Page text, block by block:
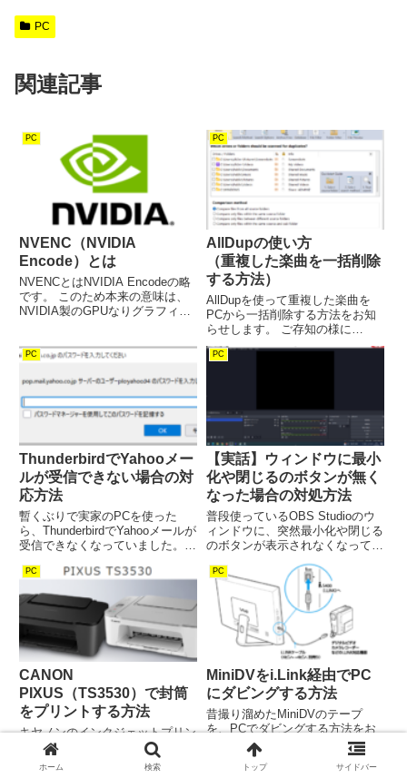
PC
関連記事
PC
NVENC（NVIDIA
Encode）とは
NVENCとはNVIDIA Encodeの略
です。 このため本来の意味は、
NVIDIA製のGPUなりグラフィッ
ます。 ただし一部では、NVENC
って...
PC
AllDupの使い方
（重複した楽曲を一括削除
する方法）
AllDupを使って重複した楽曲を
PCから一括削除する方法をお知
らせします。 ご存知の様に
iTunesは単なるリレーショナルデ
ータベースだと思って使っている
PC
ThunderbirdでYahooメー
ルが受信できない場合の対
応方法
暫くぶりで実家のPCを使った
ら、ThunderbirdでYahooメールが
受信できなくなっていました。
と、何度もパスワードを訊いてく
くら入力しても、全く受け付けて
くれま...
PC
【実話】ウィンドウに最小
化や閉じるのボタンが無く
なった場合の対処方法
普段使っているOBS Studioのウ
ィンドウに、突然最小化や閉じる
のボタンが表示されなくなってし
ちいちメニューからソフトを閉じ
なくてはなりません。 PCを再起
動したり、ついにはOBS Studio
を再度インス...
PC
CANON
PIXUS（TS3530）で封筒
をプリントする方法
キヤノンのインクジェットプリン
ター、PIXUS TS3530を購入した
のですが、どうしても封筒にプリ
PC
MiniDVをi.Link経由でPC
にダビングする方法
昔撮り溜めたMiniDVのテープ
を、PCでダビングする方法をお
知らせします。 方法はいくつか
あるのですが、一番画質が良いの
は当然ながらi.Link（IEEE1394）
ホーム 検索 トップ サイドバー